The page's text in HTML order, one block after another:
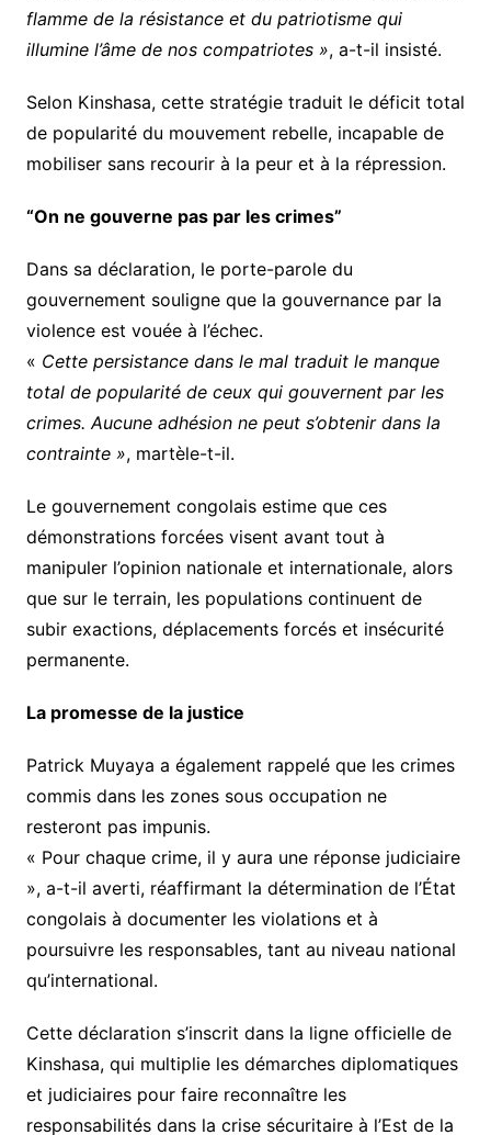
flamme de la résistance et du patriotisme qui
illumine l’âme de nos compatriotes », a-t-il insisté.
Selon Kinshasa, cette stratégie traduit le déficit total
de popularité du mouvement rebelle, incapable de
mobiliser sans recourir à la peur et à la répression.
“On ne gouverne pas par les crimes”
Dans sa déclaration, le porte-parole du
gouvernement souligne que la gouvernance par la
violence est vouée à l’échec.
« Cette persistance dans le mal traduit le manque
total de popularité de ceux qui gouvernent par les
crimes. Aucune adhésion ne peut s’obtenir dans la
contrainte », martèle-t-il.
Le gouvernement congolais estime que ces
démonstrations forcées visent avant tout à
manipuler l’opinion nationale et internationale, alors
que sur le terrain, les populations continuent de
subir exactions, déplacements forcés et insécurité
permanente.
La promesse de la justice
Patrick Muyaya a également rappelé que les crimes
commis dans les zones sous occupation ne
resteront pas impunis.
« Pour chaque crime, il y aura une réponse judiciaire
», a-t-il averti, réaffirmant la détermination de l’État
congolais à documenter les violations et à
poursuivre les responsables, tant au niveau national
qu’international.
Cette déclaration s’inscrit dans la ligne officielle de
Kinshasa, qui multiplie les démarches diplomatiques
et judiciaires pour faire reconnaître les
responsabilités dans la crise sécuritaire à l’Est de la